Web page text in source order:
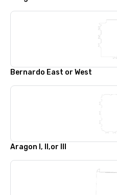
Bernardo East or West
Aragon I, II,or III